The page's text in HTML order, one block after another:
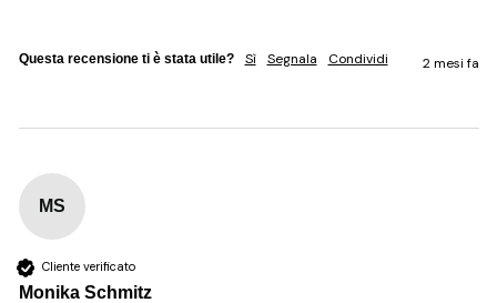
Questa recensione ti è stata utile? Sì Segnala Condividi 2 mesi fa
MS
Cliente verificato
Monika Schmitz